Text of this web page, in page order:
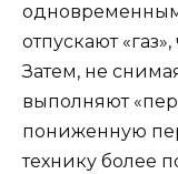
отпускают
Затем, не
выполняют
пониженную
технику более